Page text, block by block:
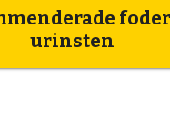
urinsten